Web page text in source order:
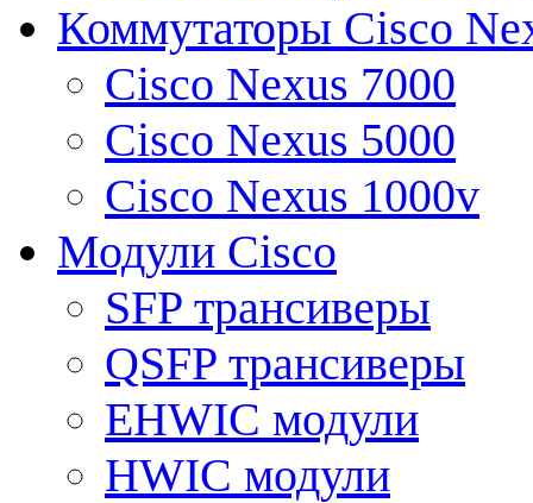
Коммутаторы Cisco
Cisco Nexus 7000
Cisco Nexus 5000
Cisco Nexus 1000v
Модули Cisco
SFP трансиверы
QSFP трансиверы
EHWIC модули
HWIC модули